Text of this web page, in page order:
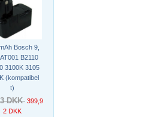
Bosch 9,
B2110
3100K 3105
(kompatibel
t)
DKK 399,9
2 DKK